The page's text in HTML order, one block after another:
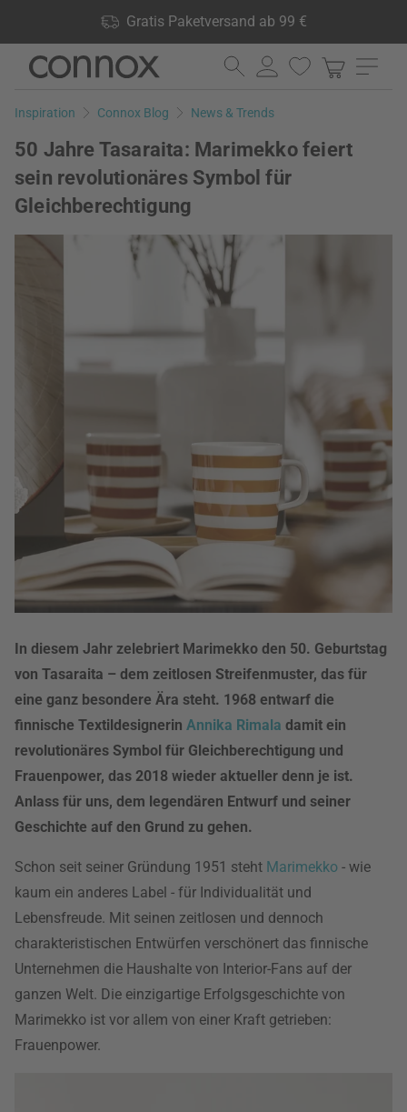
Gratis Paketversand ab 99 €
lagernd, 60 Tage Rückgaberecht
Direkt
Seiteninhalt
Direkt
Suchfeld
Inspiration Connox Blog News & Trends
50 Jahre Tasaraita: Marimekko feiert
sein revolutionäres Symbol für
Gleichberechtigung
In diesem Jahr zelebriert Marimekko den 50. Geburtstag
von Tasaraita – dem zeitlosen Streifenmuster, das für
eine ganz besondere Ära steht. 1968 entwarf die
finnische Textildesignerin Annika Rimala damit ein
revolutionäres Symbol für Gleichberechtigung und
Frauenpower, das 2018 wieder aktueller denn je ist.
Anlass für uns, dem legendären Entwurf und seiner
Geschichte auf den Grund zu gehen.
Schon seit seiner Gründung 1951 steht Marimekko - wie
kaum ein anderes Label - für Individualität und
Lebensfreude. Mit seinen zeitlosen und dennoch
charakteristischen Entwürfen verschönert das finnische
Unternehmen die Haushalte von Interior-Fans auf der
ganzen Welt. Die einzigartige Erfolgsgeschichte von
Marimekko ist vor allem von einer Kraft getrieben:
Frauenpower.